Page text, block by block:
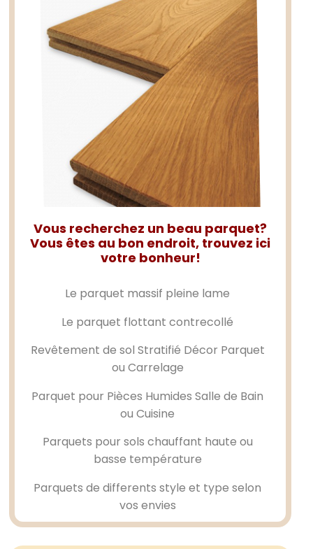
Vous recherchez un beau parquet?
Vous êtes au bon endroit, trouvez ici
votre bonheur!
Le parquet massif pleine lame
Le parquet flottant contrecollé
Revêtement de sol Stratifié Décor Parquet
ou Carrelage
Parquet pour Pièces Humides Salle de Bain
ou Cuisine
Parquets pour sols chauffant haute ou
basse température
Parquets de differents style et type selon
vos envies